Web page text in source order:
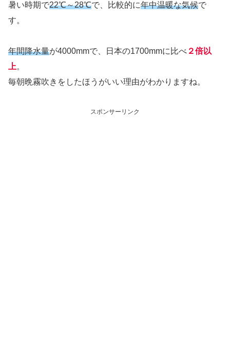
暑い時期で22℃～28℃で、比較的に年中温暖な気候で
す。
年間降水量が4000mmで、日本の1700mmに比べ ２倍以
上。
毎朝晩霧吹きをしたほうがいい理由がわかりますね。
スポンサーリンク